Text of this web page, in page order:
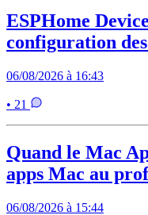
ESPHome
configuration
06/08/2026 à 16:43
• 21
Quand le Mac
apps Mac au
06/08/2026 à 15:44